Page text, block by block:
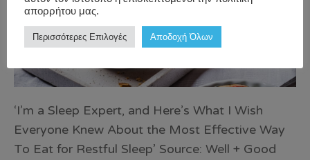
‘I’m a Sleep Expert, and Here’s What I Wish
Everyone Knew About the Most Effective Way
To Eat for Restful Sleep’ Source: Well + Good
απορρήτου μας.
Περισσότερες Επιλογές Αποδοχή Όλων